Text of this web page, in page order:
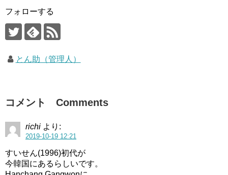
フォローする
とん助（管理人）
コメント Comments
richi より:
2019-10-19 12:21
すいせん(1996)初代が
今韓国にあるらしいです。